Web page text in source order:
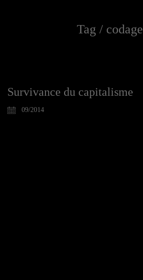
Tag / codage
Survivance du capitalisme
09/2014